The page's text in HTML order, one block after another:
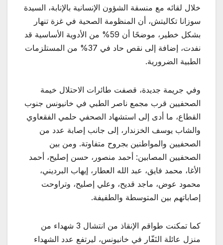
خلال لقائه مع منسقة الشؤون الإنسانية بالإنابة، السيدة
سوزانا تكاليتش، أن المنظومة الصحية في غزة تنهار
بشكل خطير، موضحًا أن 59% من الأدوية الأساسية قد
نفدت، إضافة إلى نقص حاد في 37% من المستلزمات
الطبية الضرورية.
وفي جريمة جديدة، قصفت طائرات الاحتلال خيمة
الصحفيين قرب مجمع ناصر الطبي في خانيونس جنوب
القطاع، ما أدى إلى استشهاد الصحفي حلمي الفقعاوي
والشاب يوسف الخزندار، إلى جانب إصابة عدد من
الصحفيين والمواطنين بجروح متفاوتة. ومن بين
الصحفيين المصابين: أحمد منصور، حسن إصليح، أحمد
الأغا، محمد فايق، عبد الله العطار، إيهاب البرديني،
محمود عوض، ماجد قديح، وعلي إصليح، وتراوحت
إصاباتهم بين المتوسطة والطفيفة.
كما تمكنت طواقم الإنقاذ من انتشال 3 شهداء من
منزل عائلة النَفّار في خانيونس، ليرتفع عدد الشهداء